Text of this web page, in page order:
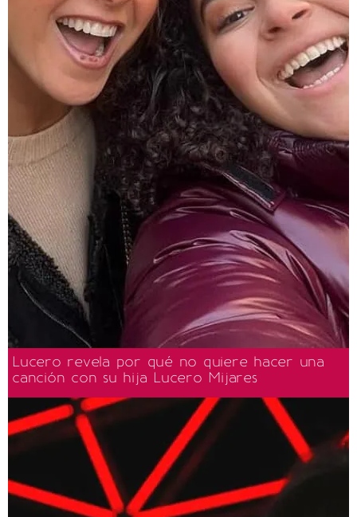
Lucero revela por qué no quiere hacer una
canción con su hija Lucero Mijares